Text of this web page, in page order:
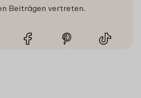
Beiträgen vertreten.